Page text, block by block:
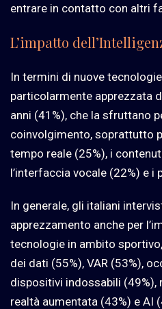
entrare in contatto con altri
L’impatto
In termini di nuove
particolarmente apprezzata
anni (41%), che la sfruttano
coinvolgimento, soprattutto
tempo reale (25%), i
l’interfaccia vocale (22%) e i
In generale, gli italiani
apprezzamento anche per
tecnologie in ambito
dei dati (55%), VAR (53%),
dispositivi indossabili (49%),
realtà aumentata (43%) e AI